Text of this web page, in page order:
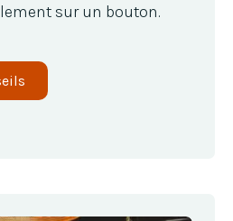
sur un bouton.